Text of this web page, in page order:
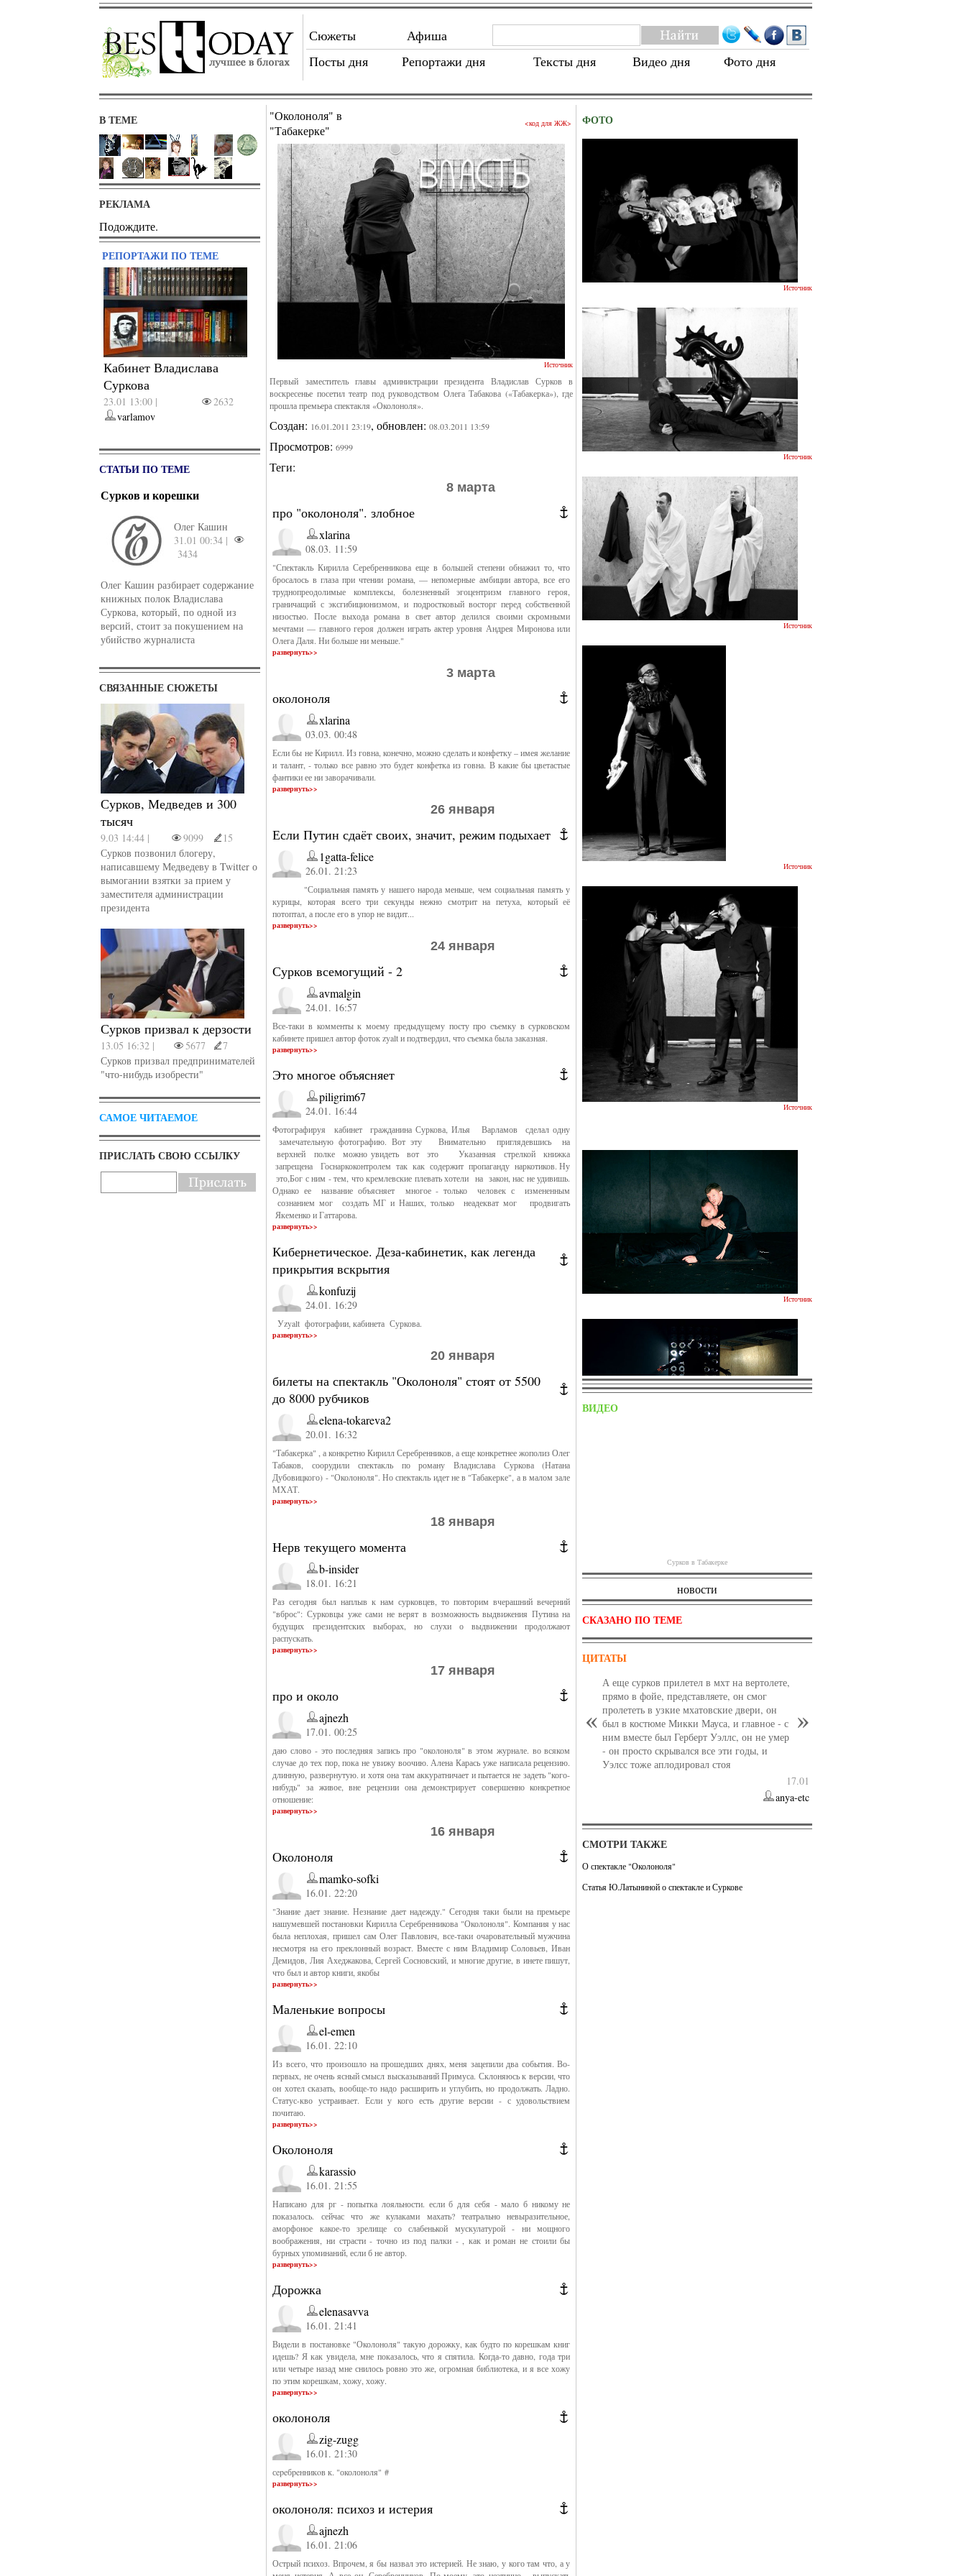
Сюжеты
Афиша
Посты дня
Репортажи дня Тексты дня Видео дня Фото дня
В ТЕМЕ
РЕКЛАМА
Подождите.
РЕПОРТАЖИ ПО ТЕМЕ
Кабинет Владислава
Суркова
23.01 13:00 |
2632
varlamov
СТАТЬИ ПО ТЕМЕ
Сурков и корешки
Олег Кашин
31.01 00:34 |
3434
Олег Кашин разбирает содержание
книжных полок Владислава
Суркова, который, по одной из
версий, стоит за покушением на
убийство журналиста
СВЯЗАННЫЕ СЮЖЕТЫ
Сурков, Медведев и 300
тысяч
9.03 14:44 | 9099
15
Сурков позвонил блогеру,
написавшему Медведеву в Twitter о
вымогании взятки за прием у
заместителя администрации
президента
Сурков призвал к дерзости
13.05 16:32 | 5677
7
Сурков призвал предпринимателей
"что-нибудь изобрести"
САМОЕ ЧИТАЕМОЕ
ПРИСЛАТЬ СВОЮ ССЫЛКУ
"Околоноля" в
"Табакерке"
<код для ЖЖ>
Источник
Первый заместитель главы администрации президента Владислав Сурков в
воскресенье посетил театр под руководством Олега Табакова («Табакерка»), где
прошла премьера спектакля «Околоноля».
Создан: 16.01.2011 23:19, обновлен:08.03.2011 13:59
Просмотров:6999
Теги:
8 марта
про "околоноля". злобное
xlarina
08.03. 11:59
"Спектакль Кирилла Серебренникова еще в большей степени обнажил то, что
бросалось в глаза при чтении романа, — непомерные амбиции автора, все его
труднопреодолимые комплексы, болезненный эгоцентризм главного героя,
граничащий с эксгибиционизмом, и подростковый восторг перед собственной
низостью. После выхода романа в свет автор делился своими скромными
мечтами — главного героя должен играть актер уровня Андрея Миронова или
Олега Даля. Ни больше ни меньше."
развернуть>>
3 марта
околоноля
xlarina
03.03. 00:48
Если бы не Кирилл. Из говна, конечно, можно сделать и конфетку – имея желание
и талант, - только все равно это будет конфетка из говна. В какие бы цветастые
фантики ее ни заворачивали.
развернуть>>
26 января
Если Путин сдаёт своих, значит, режим подыхает
1gatta-felice
26.01. 21:23
"Социальная память у нашего народа меньше, чем социальная память у
курицы, которая всего три секунды нежно смотрит на петуха, который её
потоптал, а после его в упор не видит...
развернуть>>
24 января
Сурков всемогущий - 2
avmalgin
24.01. 16:57
Все-таки в комменты к моему предыдущему посту про съемку в сурковском
кабинете пришел автор фоток zyalt и подтвердил, что съемка была заказная.
развернуть>>
Это многое объясняет
piligrim67
24.01. 16:44
Фотографируя кабинет гражданина Суркова, Илья Варламов сделал одну
замечательную фотографию. Вот эту Внимательно приглядевшись на
верхней полке можно увидеть вот это Указанная стрелкой книжка
запрещена Госнаркоконтролем так как содержит пропаганду наркотиков. Ну
это,Бог с ним - тем, что кремлевские плевать хотели на закон, нас не удивишь.
Однако ее название объясняет многое - только человек с измененным
сознанием мог создать МГ и Наших, только неадекват мог продвигать
Якеменко и Гаттарова.
развернуть>>
Кибернетическое. Деза-кабинетик, как легенда
прикрытия вскрытия
konfuzij
24.01. 16:29
Уzyalt фотографии, кабинета Суркова.
развернуть>>
20 января
билеты на спектакль "Околоноля" стоят от 5500
до 8000 рубчиков
elena-tokareva2
20.01. 16:32
"Табакерка" , а конкретно Кирилл Серебренников, а еще конкретнее жополиз Олег
Табаков, соорудили спектакль по роману Владислава Суркова (Натана
Дубовицкого) - "Околоноля". Но спектакль идет не в "Табакерке", а в малом зале
МХАТ.
развернуть>>
18 января
Нерв текущего момента
b-insider
18.01. 16:21
Раз сегодня был наплыв к нам сурковцев, то повторим вчерашний вечерний
"вброс": Сурковцы уже сами не верят в возможность выдвижения Путина на
будущих президентских выборах, но слухи о выдвижении продолжают
распускать.
развернуть>>
17 января
про и около
ajnezh
17.01. 00:25
даю слово - это последняя запись про "околоноля" в этом журнале. во всяком
случае до тех пор, пока не увижу воочию. Алена Карась уже написала рецензию.
длинную, развернутую. и хотя она там аккуратничает и пытается не задеть "кого-
нибудь" за живое, вне рецензии она демонстрирует совершенно конкретное
отношение:
развернуть>>
16 января
Околоноля
mamko-sofki
16.01. 22:20
"Знание дает знание. Незнание дает надежду." Сегодня таки были на премьере
нашумевшей постановки Кирилла Серебренникова "Околоноля". Компания у нас
была неплохая, пришел сам Олег Павлович, все-таки очаровательный мужчина
несмотря на его преклонный возраст. Вместе с ним Владимир Соловьев, Иван
Демидов, Лия Ахеджакова, Сергей Сосновский, и многие другие, в инете пишут,
что был и автор книги, якобы
развернуть>>
Маленькие вопросы
el-emen
16.01. 22:10
Из всего, что произошло на прошедших днях, меня зацепили два события. Во-
первых, не очень ясный смысл высказываний Примуса. Склоняюсь к версии, что
он хотел сказать, вообще-то надо расширить и углубить, но продолжать. Ладно.
Статус-кво устраивает. Если у кого есть другие версии - с удовольствием
почитаю.
развернуть>>
Околоноля
karassio
16.01. 21:55
Написано для рг - попытка лояльности. если б для себя - мало б никому не
показалось. сейчас что же кулаками махать? театрально невыразительное,
аморфоное какое-то зрелище со слабенькой мускулатурой - ни мощного
воображения, ни страсти - точно из под палки - , как и роман не стоили бы
бурных упоминаний, если б не автор.
развернуть>>
Дорожка
elenasavva
16.01. 21:41
Видели в постановке "Околоноля" такую дорожку, как будто по корешкам книг
идешь? Я как увидела, мне показалось, что я спятила. Когда-то давно, года три
или четыре назад мне снилось ровно это же, огромная библиотека, и я все хожу
по этим корешкам, хожу, хожу.
развернуть>>
околоноля
zig-zugg
16.01. 21:30
сepeбpeнникoв к. "околоноля" #
развернуть>>
околоноля: психоз и истерия
ajnezh
16.01. 21:06
Острый психоз. Впрочем, я бы назвал это истерией. Не знаю, у кого там что, а у
ФОТО
Источник
Источник
Источник
Источник
Источник
Источник
Источник
Источник
ВИДЕО
Сурков в Табакерке
новости
СКАЗАНО ПО ТЕМЕ
ЦИТАТЫ
А еще сурков прилетел в мхт на вертолете,
прямо в фойе, представляете, он смог
пролететь в узкие мхатовские двери, он
был в костюме Микки Мауса, и главное - с
ним вместе был Герберт Уэллс, он не умер
- он просто скрывался все эти годы, и
Уэлсс тоже аплодировал стоя
17.01
anya-etc
СМОТРИ ТАКЖЕ
О спектакле "Околоноля"
Статья Ю.Латыниной о спектакле и Суркове